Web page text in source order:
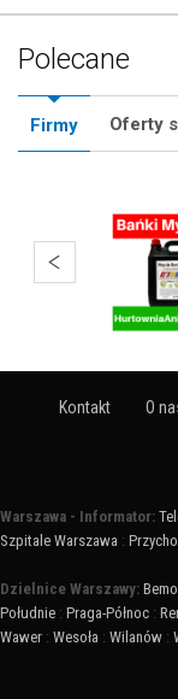
Polecane
Firmy Oferty
Kontakt O
Warszawa - Informator:
Szpitale Warszawa :
Dzielnice Warszawy:
Południe : Praga-Północ :
Wawer : Wesoła : Wilanów :